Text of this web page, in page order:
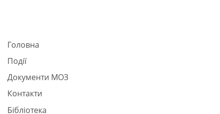
Головна
Події
Документи МОЗ
Контакти
Бібліотека